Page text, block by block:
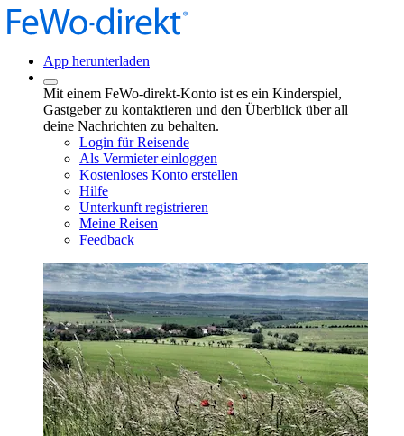
App herunterladen
Mit einem FeWo-direkt-Konto ist es ein Kinderspiel,
Gastgeber zu kontaktieren und den Überblick über all
deine Nachrichten zu behalten.
Login für Reisende
Als Vermieter einloggen
Kostenloses Konto erstellen
Hilfe
Unterkunft registrieren
Meine Reisen
Feedback